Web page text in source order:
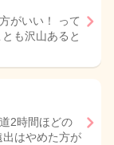
がいい！ って
も沢山あると
2時間ほどの
はやめた方が